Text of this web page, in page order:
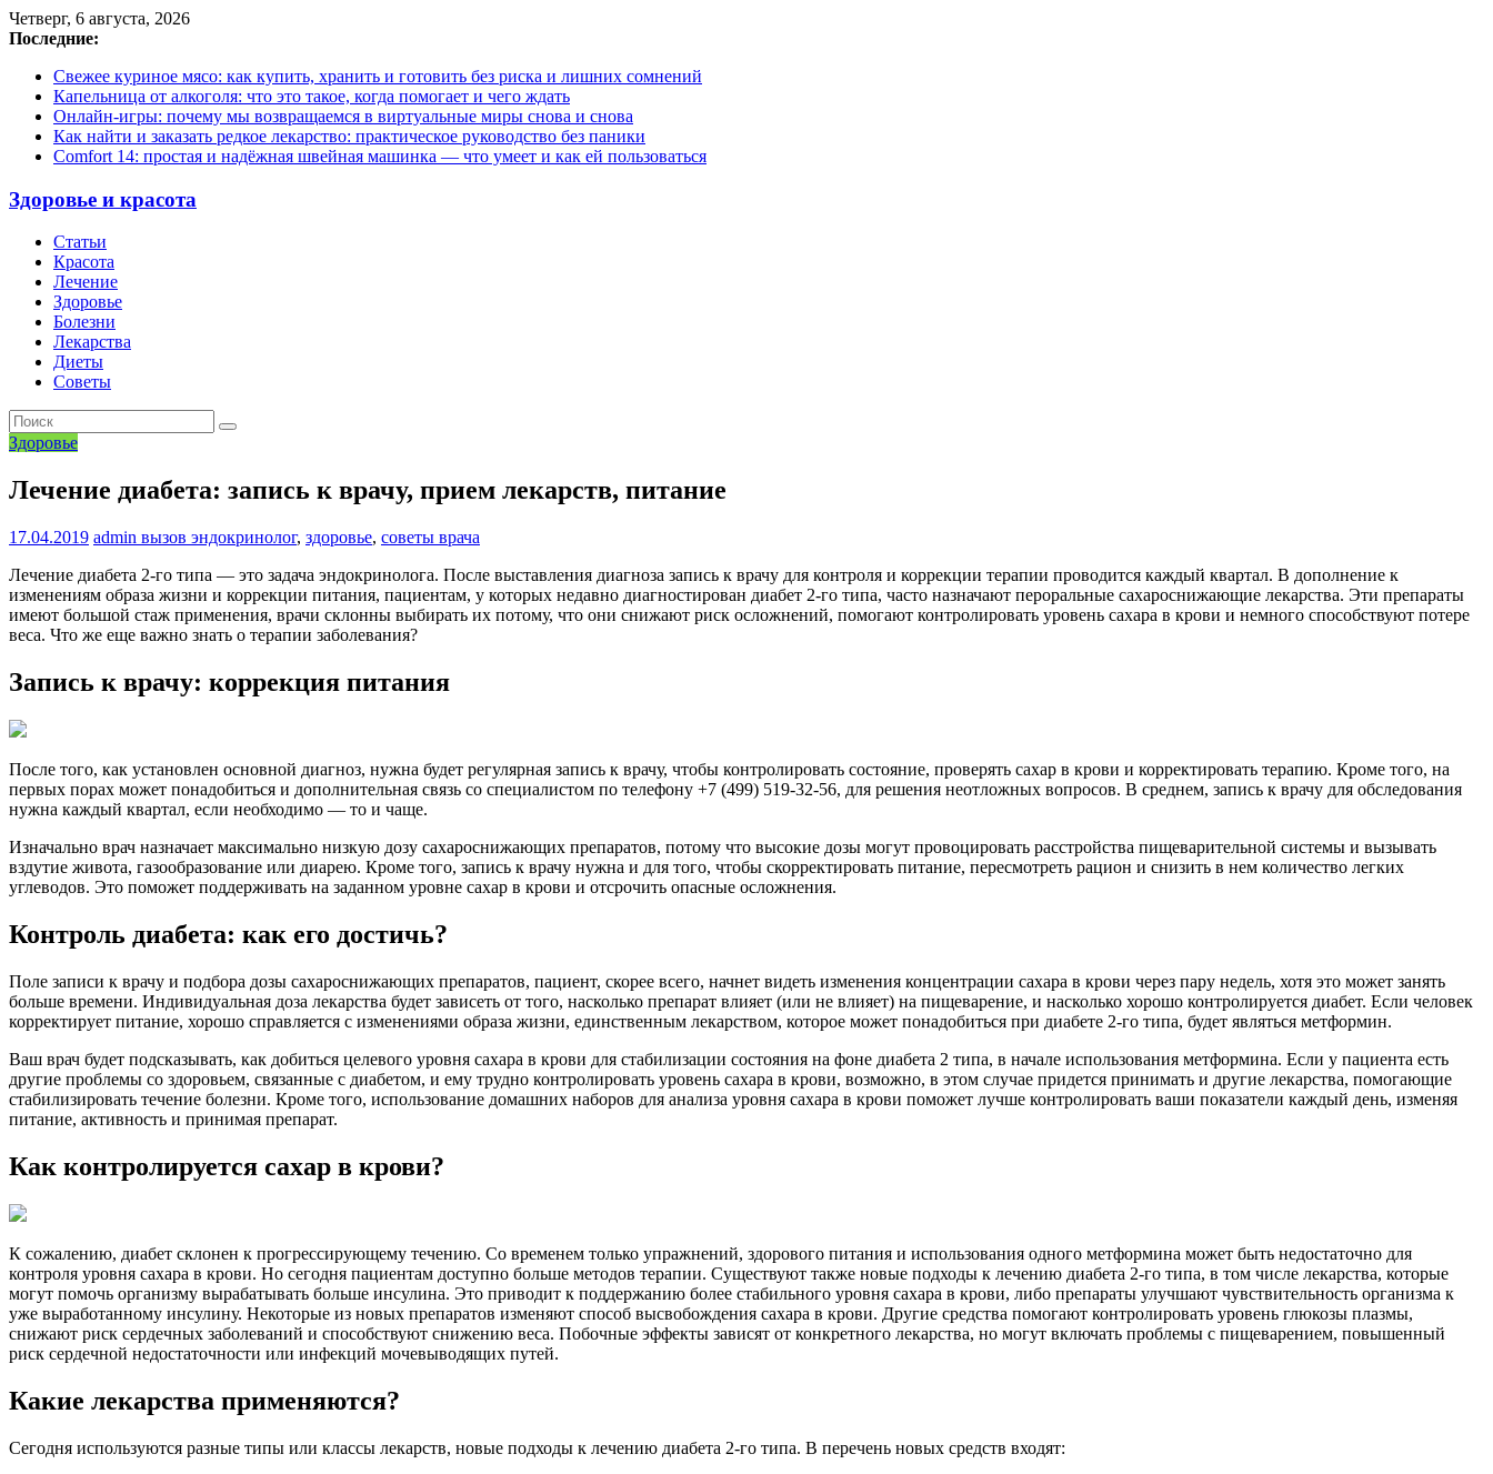
Четверг, 6 августа, 2026
Последние:
Свежее куриное мясо: как купить, хранить и готовить без риска и лишних сомнений
Капельница от алкоголя: что это такое, когда помогает и чего ждать
Онлайн-игры: почему мы возвращаемся в виртуальные миры снова и снова
Как найти и заказать редкое лекарство: практическое руководство без паники
Comfort 14: простая и надёжная швейная машинка — что умеет и как ей пользоваться
Здоровье и красота
Статьи
Красота
Лечение
Здоровье
Болезни
Лекарства
Диеты
Советы
Здоровье
Лечение диабета: запись к врачу, прием лекарств, питание
17.04.2019 admin вызов эндокринолог, здоровье, советы врача
Лечение диабета 2-го типа — это задача эндокринолога. После выставления диагноза запись к врачу для контроля и коррекции терапии проводится каждый квартал. В дополнение к
изменениям образа жизни и коррекции питания, пациентам, у которых недавно диагностирован диабет 2-го типа, часто назначают пероральные сахароснижающие лекарства. Эти препараты
имеют большой стаж применения, врачи склонны выбирать их потому, что они снижают риск осложнений, помогают контролировать уровень сахара в крови и немного способствуют потере
веса. Что же еще важно знать о терапии заболевания?
Запись к врачу: коррекция питания
После того, как установлен основной диагноз, нужна будет регулярная запись к врачу, чтобы контролировать состояние, проверять сахар в крови и корректировать терапию. Кроме того, на
первых порах может понадобиться и дополнительная связь со специалистом по телефону +7 (499) 519-32-56​, для решения неотложных вопросов. В среднем, запись к врачу для обследования
нужна каждый квартал, если необходимо — то и чаще.
Изначально врач назначает максимально низкую дозу сахароснижающих препаратов, потому что высокие дозы могут провоцировать расстройства пищеварительной системы и вызывать
вздутие живота, газообразование или диарею. Кроме того, запись к врачу нужна и для того, чтобы скорректировать питание, пересмотреть рацион и снизить в нем количество легких
углеводов. Это поможет поддерживать на заданном уровне сахар в крови и отсрочить опасные осложнения.
Контроль диабета: как его достичь?
Поле записи к врачу и подбора дозы сахароснижающих препаратов, пациент, скорее всего, начнет видеть изменения концентрации сахара в крови через пару недель, хотя это может занять
больше времени. Индивидуальная доза лекарства будет зависеть от того, насколько препарат влияет (или не влияет) на пищеварение, и насколько хорошо контролируется диабет. Если человек
корректирует питание, хорошо справляется с изменениями образа жизни, единственным лекарством, которое может понадобиться при диабете 2-го типа, будет являться метформин.
Ваш врач будет подсказывать, как добиться целевого уровня сахара в крови для стабилизации состояния на фоне диабета 2 типа, в начале использования метформина. Если у пациента есть
другие проблемы со здоровьем, связанные с диабетом, и ему трудно контролировать уровень сахара в крови, возможно, в этом случае придется принимать и другие лекарства, помогающие
стабилизировать течение болезни. Кроме того, использование домашних наборов для анализа уровня сахара в крови поможет лучше контролировать ваши показатели каждый день, изменяя
питание, активность и принимая препарат.
Как контролируется сахар в крови?
К сожалению, диабет склонен к прогрессирующему течению. Со временем только упражнений, здорового питания и использования одного метформина может быть недостаточно для
контроля уровня сахара в крови. Но сегодня пациентам доступно больше методов терапии. Существуют также новые подходы к лечению диабета 2-го типа, в том числе лекарства, которые
могут помочь организму вырабатывать больше инсулина. Это приводит к поддержанию более стабильного уровня сахара в крови, либо препараты улучшают чувствительность организма к
уже выработанному инсулину. Некоторые из новых препаратов изменяют способ высвобождения сахара в крови. Другие средства помогают контролировать уровень глюкозы плазмы,
снижают риск сердечных заболеваний и способствуют снижению веса. Побочные эффекты зависят от конкретного лекарства, но могут включать проблемы с пищеварением, повышенный
риск сердечной недостаточности или инфекций мочевыводящих путей.
Какие лекарства применяются?
Сегодня используются разные типы или классы лекарств, новые подходы к лечению диабета 2-го типа. В перечень новых средств входят: